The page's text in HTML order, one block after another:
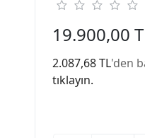
19.900,00
2.087,68 TL'den
tıklayın.